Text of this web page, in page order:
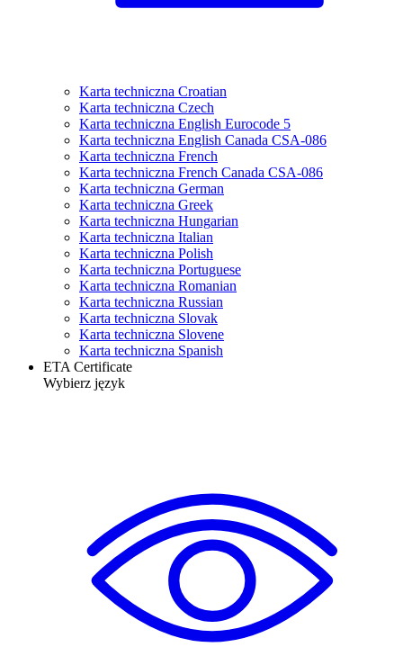
Karta techniczna Croatian
Karta techniczna Czech
Karta techniczna English Eurocode 5
Karta techniczna English Canada CSA-086
Karta techniczna French
Karta techniczna French Canada CSA-086
Karta techniczna German
Karta techniczna Greek
Karta techniczna Hungarian
Karta techniczna Italian
Karta techniczna Polish
Karta techniczna Portuguese
Karta techniczna Romanian
Karta techniczna Russian
Karta techniczna Slovak
Karta techniczna Slovene
Karta techniczna Spanish
ETA Certificate
Wybierz język